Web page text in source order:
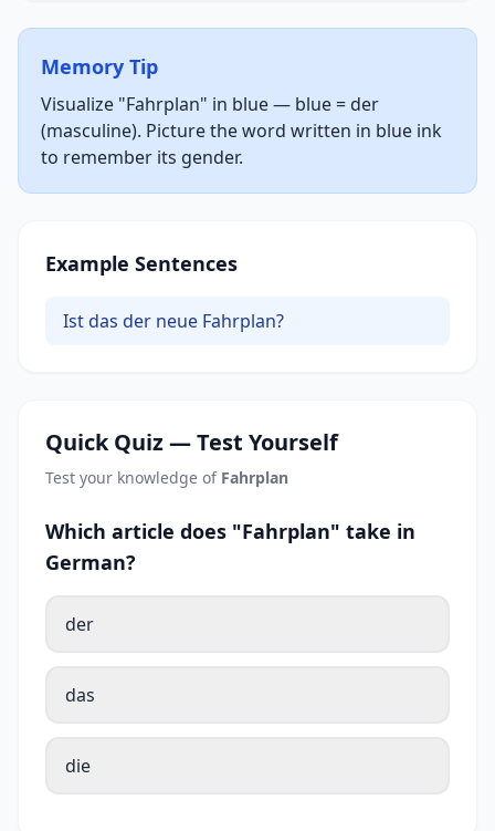
Memory Tip
Visualize "Fahrplan" in blue — blue = der
(masculine). Picture the word written in blue ink
to remember its gender.
Example Sentences
Ist das der neue Fahrplan?
Quick Quiz — Test Yourself
Test your knowledge of Fahrplan
Which article does "Fahrplan" take in
German?
der
das
die